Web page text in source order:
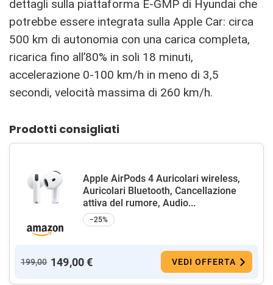
dettagli sulla piattaforma E-GMP di Hyundai che
potrebbe essere integrata sulla Apple Car: circa
500 km di autonomia con una carica completa,
ricarica fino all’80% in soli 18 minuti,
accelerazione 0-100 km/h in meno di 3,5
secondi, velocità massima di 260 km/h.
Prodotti consigliati
Apple AirPods 4 Auricolari wireless,
Auricolari Bluetooth, Cancellazione
attiva del rumore, Audio...
−25%
199,00 149,00 € VEDI OFFERTA